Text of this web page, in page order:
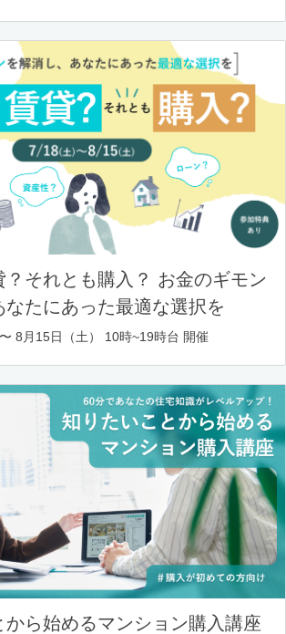
？それとも購入？ お金のギモン
なたにあった最適な選択を
8月15日（土） 10時~19時台 開催
から始めるマンション購入講座